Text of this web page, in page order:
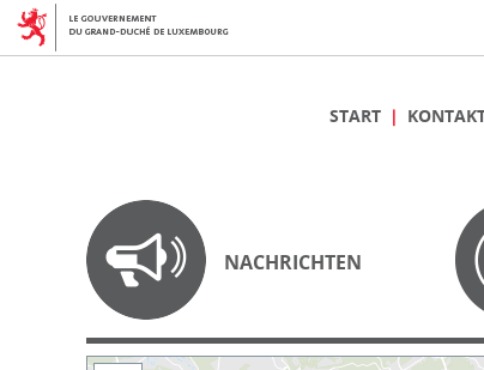
START
NACHRICHTEN